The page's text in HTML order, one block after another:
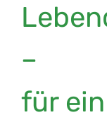
–
für